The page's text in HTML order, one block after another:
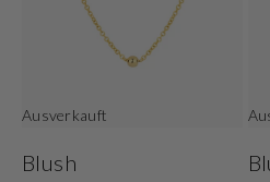
Ausverkauft
Blush